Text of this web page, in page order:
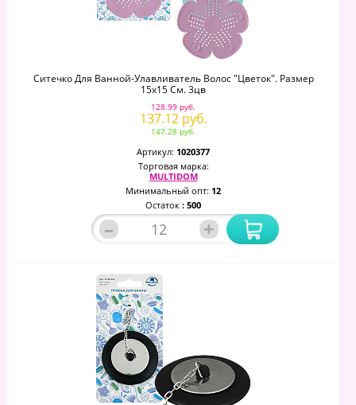
Ситечко Для Ванной-Улавливатель Волос "Цветок". Размер
15х15 См. 3цв
128.99 руб.
137.12 руб.
147.28 руб.
Артикул: 1020377
Торговая марка:
MULTIDOM
Минимальный опт: 12
Остаток : 500
– +